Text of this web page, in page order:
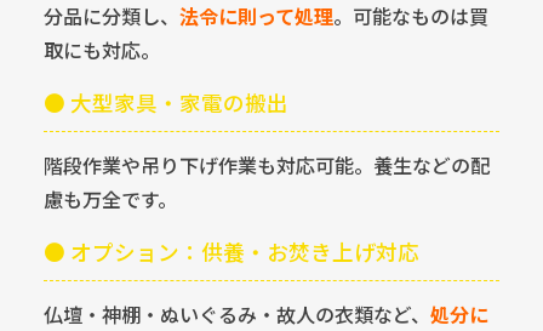
分品に分類し、 法令に則って処理。可能なものは買
取にも対応。
● 大型家具・家電の搬出
階段作業や吊り下げ作業も対応可能。養生などの配
慮も万全です。
● オプション：供養・お焚き上げ対応
仏壇・神棚・ぬいぐるみ・故人の衣類など、 処分に